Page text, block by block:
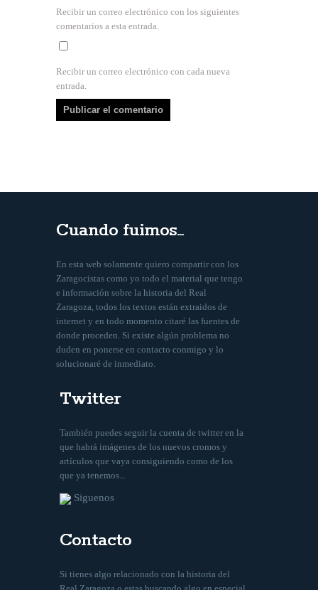
Recibir un correo electrónico con los siguientes
comentarios a esta entrada.
Recibir un correo electrónico con cada nueva
entrada.
Cuando fuimos…
En esta web solamente quiero compartir con los
Zaragocistas como yo todo el material que tengo
e información sobre la historia del Real
Zaragoza, todos los textos están extraidos de
internet y en todo momento citaré las fuentes de
donde proceden. Si existe algún problema no
duden en ponerse en contacto conmigo y lo
solucionaré de inmediato.
Twitter
También puedes seguir la cuenta de twitter en la
que habrá imágenes de los nuevos cromos y
artículos que vaya consiguiendo como de los
que ya tenemos...
Siguenos
Contacto
Si tienes algo relacionado con la historia del